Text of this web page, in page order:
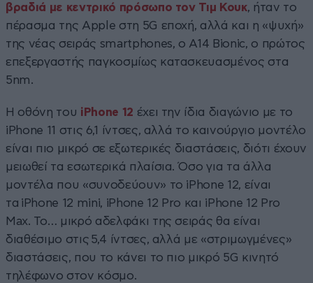
βραδιά με κεντρικό πρόσωπο τον Τιμ Κουκ, ήταν το
πέρασμα της Apple στη 5G εποχή, αλλά και η «ψυχή»
της νέας σειράς smartphones, ο A14 Bionic, ο πρώτος
επεξεργαστής παγκοσμίως κατασκευασμένος στα
5nm.
Η οθόνη του iPhone 12 έχει την ίδια διαγώνιο με το
iPhone 11 στις 6,1 ίντσες, αλλά το καινούργιο μοντέλο
είναι πιο μικρό σε εξωτερικές διαστάσεις, διότι έχουν
μειωθεί τα εσωτερικά πλαίσια. Όσο για τα άλλα
μοντέλα που «συνοδεύουν» το iPhone 12, είναι
τα iPhone 12 mini, iPhone 12 Pro και iPhone 12 Pro
Max. Το… μικρό αδελφάκι της σειράς θα είναι
διαθέσιμο στις 5,4 ίντσες, αλλά με «στριμωγμένες»
διαστάσεις, που το κάνει το πιο μικρό 5G κινητό
τηλέφωνο στον κόσμο.